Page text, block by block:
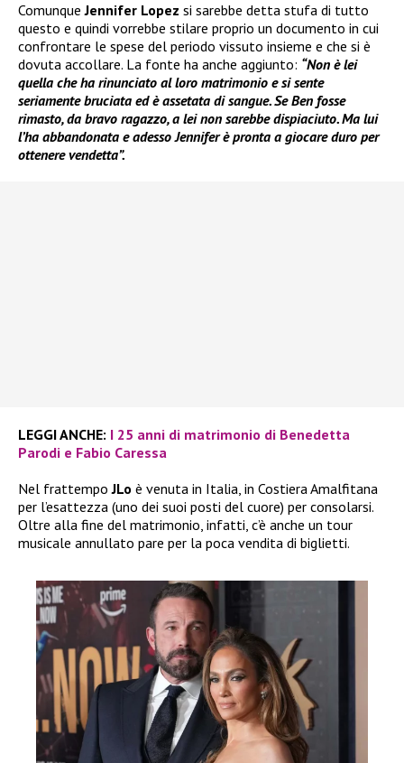
ComunqueJennifer Lopez si sarebbe detta stufa di tutto
questo e quindi vorrebbe stilare proprio un documento in cui
confrontare le spese del periodo vissuto insieme e che si è
dovuta accollare. La fonte ha anche aggiunto: “Non è lei
quella che ha rinunciato al loro matrimonio e si sente
seriamente bruciata ed è assetata di sangue. Se Ben fosse
rimasto, da bravo ragazzo, a lei non sarebbe dispiaciuto. Ma lui
l’ha abbandonata e adesso Jennifer è pronta a giocare duro per
ottenere vendetta”.
LEGGI ANCHE: I 25 anni di matrimonio di Benedetta
Parodi e Fabio Caressa
Nel frattempoJLo è venuta in Italia, in Costiera Amalfitana
per l’esattezza (uno dei suoi posti del cuore) per consolarsi.
Oltre alla fine del matrimonio, infatti, c’è anche un tour
musicale annullato pare per la poca vendita di biglietti.